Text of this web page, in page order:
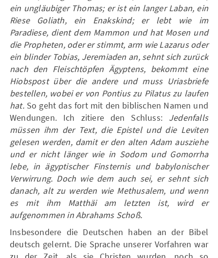
ein ungläubiger Thomas; er ist ein langer Laban, ein
Riese Goliath, ein Enakskind; er lebt wie im
Paradiese, dient dem Mammon und hat Mosen und
die Propheten, oder er stimmt, arm wie Lazarus oder
ein blinder Tobias, Jeremiaden an, sehnt sich zurück
nach den Fleischtöpfen Ägyptens, bekommt eine
Hiobspost über die andere und muss Uriasbriefe
bestellen, wobei er von Pontius zu Pilatus zu laufen
hat.So geht das fort mit den biblischen Namen und
Wendungen. Ich zitiere den Schluss: Jedenfalls
müssen ihm der Text, die Epistel und die Leviten
gelesen werden, damit er den alten Adam ausziehe
und er nicht länger wie in Sodom und Gomorrha
lebe, in ägyptischer Finsternis und babylonischer
Verwirrung. Doch wie dem auch sei, er sehnt sich
danach, alt zu werden wie Methusalem, und wenn
es mit ihm Matthäi am letzten ist, wird er
aufgenommen in Abrahams Schoß.
Insbesondere die Deutschen haben an der Bibel
deutsch gelernt. Die Sprache unserer Vorfahren war